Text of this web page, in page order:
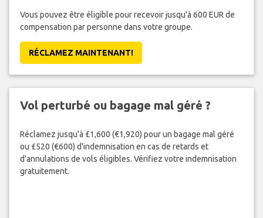
Vous pouvez être éligible pour recevoir jusqu'à 600 EUR de
compensation par personne dans votre groupe.
RÉCLAMEZ MAINTENANT!
Vol perturbé ou bagage mal géré ?
Réclamez jusqu'à £1,600 (€1,920) pour un bagage mal géré
ou £520 (€600) d'indemnisation en cas de retards et
d'annulations de vols éligibles. Vérifiez votre indemnisation
gratuitement.